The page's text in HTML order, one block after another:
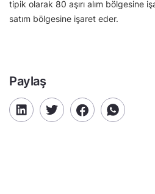
tipik olarak 80 aşırı alım bölgesine
satım bölgesine işaret eder.
Paylaş